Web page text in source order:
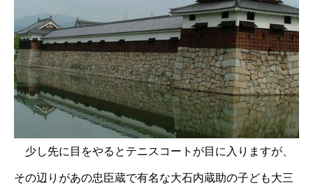
少し先に目をやるとテニスコートが目に入りますが、
その辺りがあの忠臣蔵で有名な大石内蔵助の子ども大三